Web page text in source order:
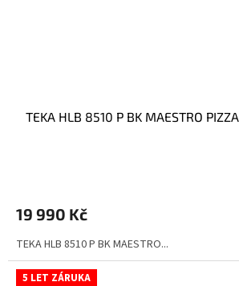
TEKA HLB 8510 P BK MAESTRO PIZZA
19 990 Kč
TEKA HLB 8510 P BK MAESTRO...
5 LET ZÁRUKA